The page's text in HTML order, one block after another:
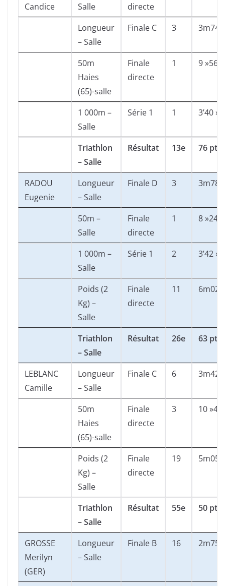
Candice
Salle
directe
Longueur
– Salle
Finale C 3 3m74
50m
Haies
(65)-salle
Finale
directe
1 9 »56
1 000m –
Salle
Série 1 1 3’40
Triathlon
– Salle
Résultat 13e 76 pts
RADOU
Eugenie
Longueur
– Salle
Finale D 3 3m78
50m –
Salle
Finale
directe
1 8 »24
1 000m –
Salle
Série 1 2 3’42
Poids (2
Kg) –
Salle
Finale
directe
11 6m02
Triathlon
– Salle
Résultat 26e 63 pts
LEBLANC
Camille
Longueur
– Salle
Finale C 6 3m42
50m
Haies
(65)-salle
Finale
directe
3 10 »48
Poids (2
Kg) –
Salle
Finale
directe
19 5m05
Triathlon
– Salle
Résultat 55e 50 pts
GROSSE
Merilyn
(GER)
Longueur
– Salle
Finale B 16 2m75